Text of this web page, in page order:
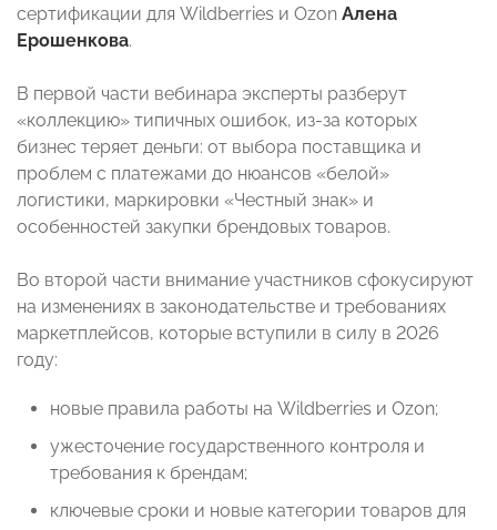
сертификации для Wildberries и Ozon Алена
Ерошенкова.
В первой части вебинара эксперты разберут
«коллекцию» типичных ошибок, из-за которых
бизнес теряет деньги: от выбора поставщика и
проблем с платежами до нюансов «белой»
логистики, маркировки «Честный знак» и
особенностей закупки брендовых товаров.
Во второй части внимание участников сфокусируют
на изменениях в законодательстве и требованиях
маркетплейсов, которые вступили в силу в 2026
году:
новые правила работы на Wildberries и Ozon;
ужесточение государственного контроля и
требования к брендам;
ключевые сроки и новые категории товаров для